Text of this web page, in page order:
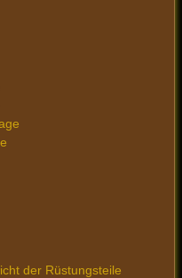
der Rüstungsteile